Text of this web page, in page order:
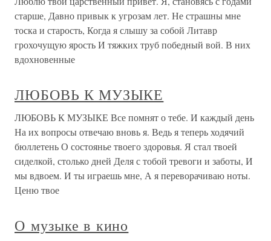
старше, Давно привык к угрозам лет. Не страшны мне
тоска и старость, Когда я слышу за собой Литавр
грохочущую ярость И тяжких труб победный вой. В них
вдохновенные
ЛЮБОВЬ К МУЗЫКЕ
ЛЮБОВЬ К МУЗЫКЕ Все помнят о тебе. И каждый день
На их вопросы отвечаю вновь я. Ведь я теперь ходячий
бюллетень О состоянье твоего здоровья. Я стал твоей
сиделкой, столько дней Деля с тобой тревоги и заботы, И
мы вдвоем. И ты играешь мне, А я переворачиваю ноты.
Ценю твое
О музыке в кино